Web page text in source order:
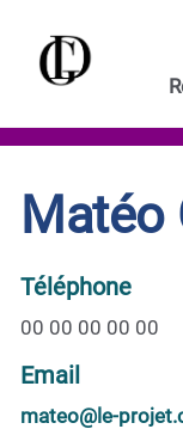
Aller au
Matéo
Téléphone
00 00 00 00 00
Email
mateo@le-